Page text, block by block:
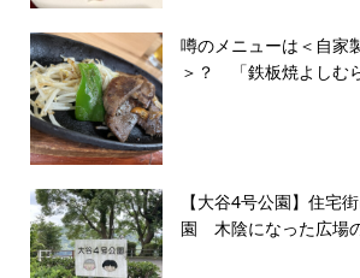
噂のメニューは＜自家
＞？ 「鉄板焼よしむ
【大谷4号公園】住宅
園 木陰になった広場